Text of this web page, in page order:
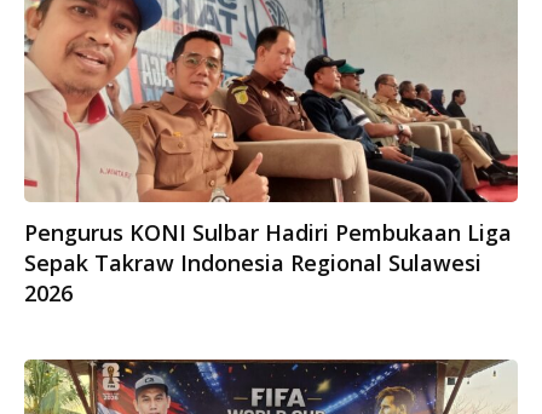
Pengurus KONI Sulbar Hadiri Pembukaan Liga
Sepak Takraw Indonesia Regional Sulawesi
2026